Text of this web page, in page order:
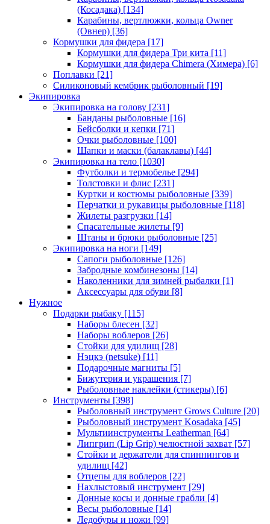
(Косадака) [134]
Карабины, вертлюжки, кольца Owner
(Овнер) [36]
Кормушки для фидера [17]
Кормушки для фидера Три кита [11]
Кормушки для фидера Chimera (Химера) [6]
Поплавки [21]
Силиконовый кембрик рыболовный [19]
Экипировка
Экипировка на голову [231]
Банданы рыболовные [16]
Бейсболки и кепки [71]
Очки рыболовные [100]
Шапки и маски (балаклавы) [44]
Экипировка на тело [1030]
Футболки и термобелье [294]
Толстовки и флис [231]
Куртки и костюмы рыболовные [339]
Перчатки и рукавицы рыболовные [118]
Жилеты разгрузки [14]
Спасательные жилеты [9]
Штаны и брюки рыболовные [25]
Экипировка на ноги [149]
Сапоги рыболовные [126]
Забродные комбинезоны [14]
Наколенники для зимней рыбалки [1]
Аксессуары для обуви [8]
Нужное
Подарки рыбаку [115]
Наборы блесен [32]
Наборы воблеров [26]
Стойки для удилищ [28]
Нэцкэ (netsuke) [11]
Подарочные магниты [5]
Бижутерия и украшения [7]
Рыболовные наклейки (стикеры) [6]
Инструменты [398]
Рыболовный инструмент Grows Culture [20]
Рыболовный инструмент Kosadaka [45]
Мультиинструменты Leatherman [64]
Липгрип (Lip Grip) челюстной захват [57]
Стойки и держатели для спиннингов и
удилищ [42]
Отцепы для воблеров [22]
Нахлыстовый инструмент [29]
Донные косы и донные грабли [4]
Весы рыболовные [14]
Ледобуры и ножи [99]